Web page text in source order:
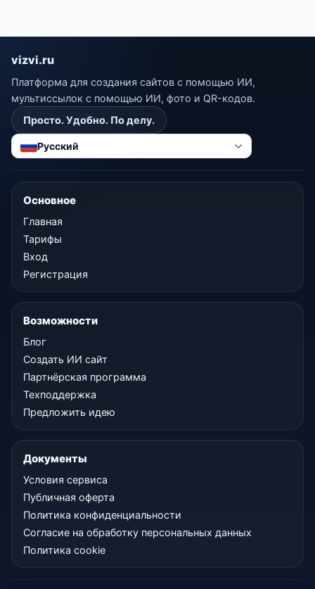
vizvi.ru
Платформа для создания сайтов с помощью ИИ,
мультиссылок с помощью ИИ, фото и QR-кодов.
Просто. Удобно. По делу.
Русский
Основное
Главная
Тарифы
Вход
Регистрация
Возможности
Блог
Создать ИИ сайт
Партнёрская программа
Техподдержка
Предложить идею
Документы
Условия сервиса
Публичная оферта
Политика конфиденциальности
Согласие на обработку персональных данных
Политика cookie